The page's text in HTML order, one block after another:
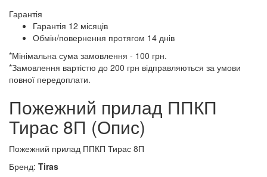
Гарантія
Гарантія 12 місяців
Обмін/повернення протягом 14 днів
*Мінімальна сума замовлення - 100 грн.
*Замовлення вартістю до 200 грн відправляються за умови
повної передоплати.
Пожежний прилад ППКП
Тирас 8П (Опис)
Пожежний прилад ППКП Тирас 8П
Бренд: Tiras